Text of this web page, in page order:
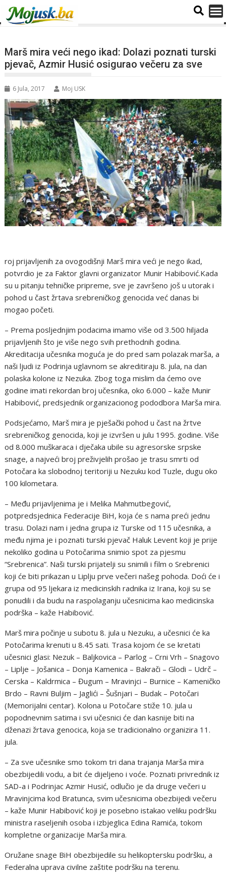
Marš mira veći nego ikad: Dolazi poznati turski
pjevač, Azmir Husić osigurao večeru za sve
6 Jula, 2017 Moj USK
roj prijavljenih za ovogodišnji Marš mira veći je nego ikad,
potvrdio je za Faktor glavni organizator Munir Habibović.Kada
su u pitanju tehničke pripreme, sve je završeno još u utorak i
pohod u čast žrtava srebreničkog genocida već danas bi
mogao početi.
– Prema posljednjim podacima imamo više od 3.500 hiljada
prijavljenih što je više nego svih prethodnih godina.
Akreditacija učesnika moguća je do pred sam polazak marša, a
naši ljudi iz Podrinja uglavnom se akreditiraju 8. jula, na dan
polaska kolone iz Nezuka. Zbog toga mislim da ćemo ove
godine imati rekordan broj učesnika, oko 6.000 – kaže Munir
Habibović, predsjednik organizacionog pododbora Marša mira.
Podsjećamo, Marš mira je pješački pohod u čast na žrtve
srebreničkog genocida, koji je izvršen u julu 1995. godine. Više
od 8.000 muškaraca i dječaka ubile su agresorske srpske
snage, a najveći broj preživjelih prošao je trasu smrti od
Potočara ka slobodnoj teritoriji u Nezuku kod Tuzle, dugu oko
100 kilometara.
– Među prijavljenima je i Melika Mahmutbegović,
potpredsjednica Federacije BiH, koja će s nama preći jednu
trasu. Dolazi nam i jedna grupa iz Turske od 115 učesnika, a
među njima je i poznati turski pjevač Haluk Levent koji je prije
nekoliko godina u Potočarima snimio spot za pjesmu
“Srebrenica”. Naši turski prijatelji su snimili i film o Srebrenici
koji će biti prikazan u Liplju prve večeri našeg pohoda. Doći će i
grupa od 95 ljekara iz medicinskih radnika iz Irana, koji su se
ponudili i da budu na raspolaganju učesnicima kao medicinska
podrška – kaže Habibović.
Marš mira počinje u subotu 8. jula u Nezuku, a učesnici će ka
Potočarima krenuti u 8.45 sati. Trasa kojom će se kretati
učesnici glasi: Nezuk – Baljkovica – Parlog – Crni Vrh – Snagovo
– Liplje – Jošanica – Donja Kamenica – Bakrači – Glodi – Udrč –
Cerska – Kaldrmica – Đugum – Mravinjci – Burnice – Kameničko
Brdo – Ravni Buljim – Jaglići – Šušnjari – Budak – Potočari
(Memorijalni centar). Kolona u Potočare stiže 10. jula u
popodnevnim satima i svi učesnici će dan kasnije biti na
dženazi žrtava genocica, koja se tradicionalno organizira 11.
jula.
– Za sve učesnike smo tokom tri dana trajanja Marša mira
obezbijedili vodu, a bit će dijeljeno i voće. Poznati privrednik iz
SAD-a i Podrinjac Azmir Husić, odlučio je da druge večeri u
Mravinjcima kod Bratunca, svim učesnicima obezbijedi večeru
– kaže Munir Habibović koji je posebno istakao veliku podršku
ministra raseljenih osoba i izbjeglica Edina Ramića, tokom
kompletne organizacije Marša mira.
Oružane snage BiH obezbijedile su helikoptersku podršku, a
Federalna uprava civilne zaštite podršku na terenu.